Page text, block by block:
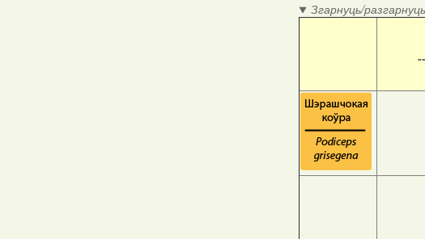
Згарнуць/разгарнуць